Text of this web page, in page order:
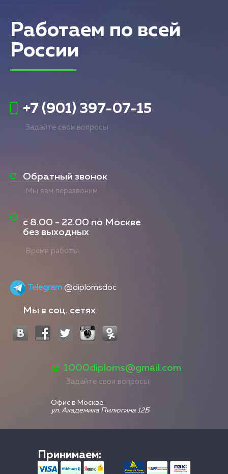
Работаем по всей
России
+7 (901) 397-07-15
Задайте свои вопросы
Обратный звонок
Мы вам перезвоним
с 8.00 - 22.00 по Москве
без выходных
Время работы
Telegram @diplomsdoc
Мы в соц. сетях
1000diploms@gmail.com
Задайте свои вопросы
Офис в Москве:
ул. Академика Пилюгина 12Б
Принимаем: